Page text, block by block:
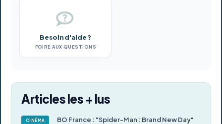
Besoin d'aide ?
FOIRE AUX QUESTIONS
Articles les + lus
CINÉMA
BO France : "Spider-Man : Brand New Day"